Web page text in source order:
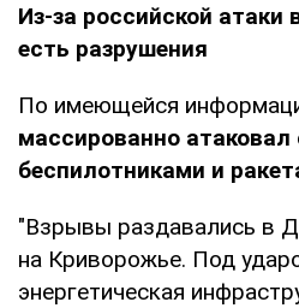
Из-за российской
есть разрушения
По имеющейся
массированно атаковал
беспилотниками и
"Взрывы раздавались в
на Криворожье. Под
энергетическая